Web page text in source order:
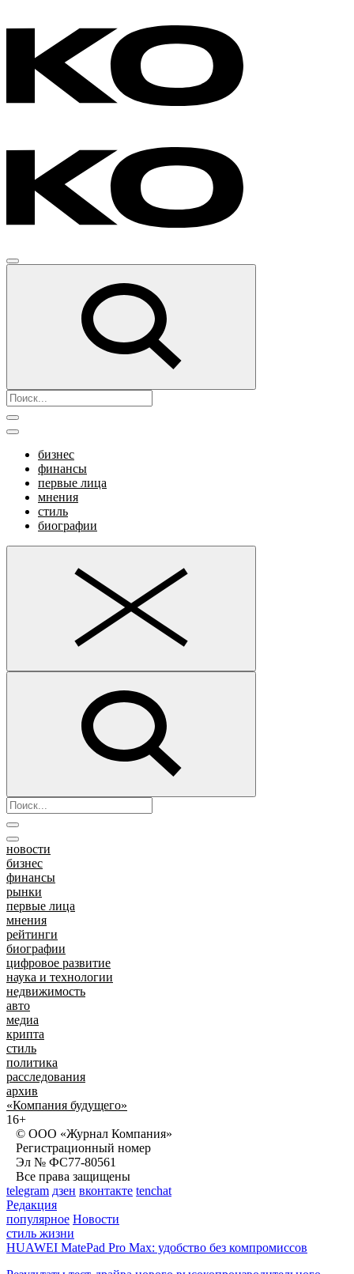
бизнес
финансы
первые лица
мнения
стиль
биографии
новости
бизнес
финансы
рынки
первые лица
мнения
рейтинги
биографии
цифровое развитие
наука и технологии
недвижимость
авто
медиа
крипта
стиль
политика
расследования
архив
«Компания будущего»
16+
© ООО «Журнал Компания»
Регистрационный номер
Эл № ФС77-80561
Все права защищены
telegram дзен вконтакте tenchat
Редакция
популярное Новости
стиль жизни
HUAWEI MatePad Pro Max: удобство без компромиссов